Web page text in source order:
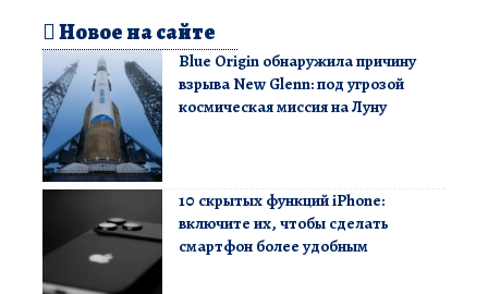
Новое на сайте
Blue Origin обнаружила причину
взрыва New Glenn: под угрозой
космическая миссия на Луну
10 скрытых функций iPhone:
включите их, чтобы сделать
смартфон более удобным